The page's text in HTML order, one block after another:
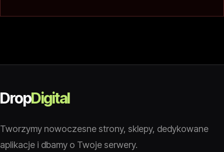
DropDigital
Tworzymy nowoczesne strony, sklepy, dedykowane
aplikacje i dbamy o Twoje serwery.